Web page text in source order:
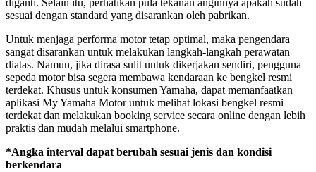
diganti. Selain itu, perhatikan pula tekanan anginnya apakah sudah
sesuai dengan standard yang disarankan oleh pabrikan.
Untuk menjaga performa motor tetap optimal, maka pengendara
sangat disarankan untuk melakukan langkah-langkah perawatan
diatas. Namun, jika dirasa sulit untuk dikerjakan sendiri, pengguna
sepeda motor bisa segera membawa kendaraan ke bengkel resmi
terdekat. Khusus untuk konsumen Yamaha, dapat memanfaatkan
aplikasi My Yamaha Motor untuk melihat lokasi bengkel resmi
terdekat dan melakukan booking service secara online dengan lebih
praktis dan mudah melalui smartphone.
*Angka interval dapat berubah sesuai jenis dan kondisi
berkendara